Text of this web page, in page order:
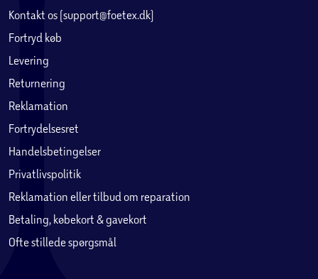
Kontakt os (support@foetex.dk)
Fortryd køb
Levering
Returnering
Reklamation
Fortrydelsesret
Handelsbetingelser
Privatlivspolitik
Reklamation eller tilbud om reparation
Betaling, købekort & gavekort
Ofte stillede spørgsmål